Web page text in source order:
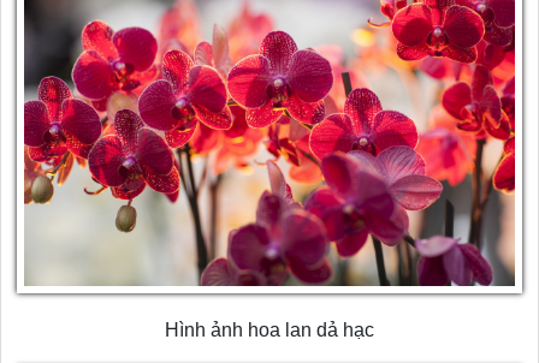
Hình ảnh hoa lan dả hạc